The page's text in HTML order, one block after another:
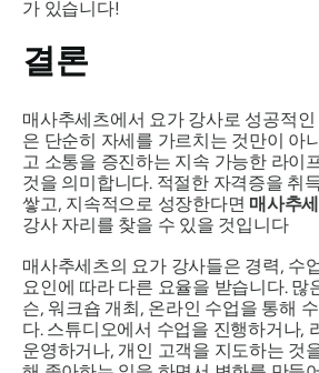
가 있습니다!
결론
매사추세츠에서 요가 강사로 성공적
은 단순히 자세를 가르치는 것만이 아
고 소통을 증진하는 지속 가능한 라이
것을 의미합니다. 적절한 자격증을 취
쌓고, 지속적으로 성장한다면 매사추
강사 자리를 찾을 수 있을 것입니다
매사추세츠의 요가 강사들은 경력, 수
요인에 따라 다른 요율을 받습니다. 많
슨, 워크숍 개최, 온라인 수업을 통해
다. 스튜디오에서 수업을 진행하거나,
운영하거나, 개인 고객을 지도하는 것